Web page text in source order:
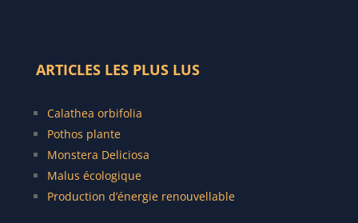
ARTICLES LES PLUS LUS
Calathea orbifolia
Pothos plante
Monstera Deliciosa
Malus écologique
Production d’énergie renouvellable